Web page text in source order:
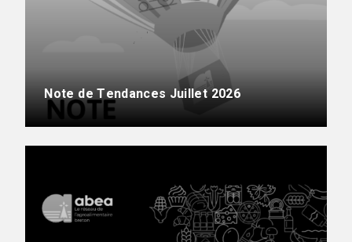
Note de Tendances Juillet 2026